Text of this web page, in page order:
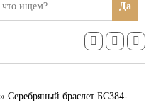
Да
» Серебряный браслет БС384-